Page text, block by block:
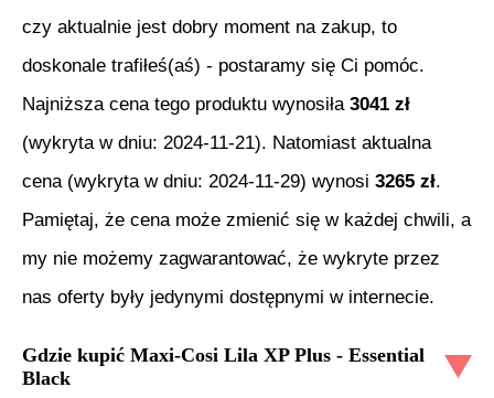
czy aktualnie jest dobry moment na zakup, to
doskonale trafiłeś(aś) - postaramy się Ci pomóc.
Najniższa cena tego produktu wynosiła 3041 zł
(wykryta w dniu: 2024-11-21). Natomiast aktualna
cena (wykryta w dniu: 2024-11-29) wynosi 3265 zł.
Pamiętaj, że cena może zmienić się w każdej chwili, a
my nie możemy zagwarantować, że wykryte przez
nas oferty były jedynymi dostępnymi w internecie.
Gdzie kupić Maxi-Cosi Lila XP Plus - Essential
Black